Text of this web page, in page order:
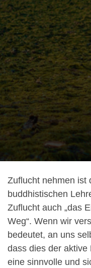
Zuflucht nehmen ist
buddhistischen
Zuflucht auch „das
Weg“. Wenn wir
bedeutet, an uns
dass dies der aktive
eine sinnvolle und